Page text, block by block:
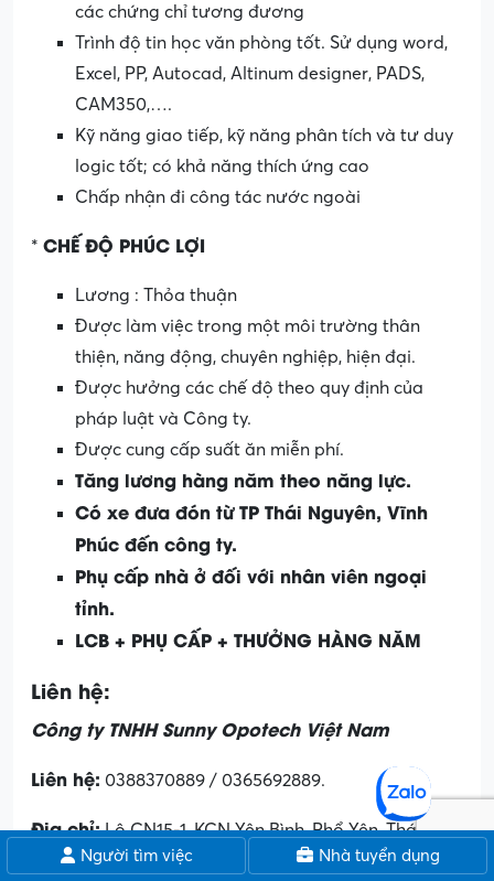
các chứng chỉ tương đương
Trình độ tin học văn phòng tốt. Sử dụng word,
Excel, PP, Autocad, Altinum designer, PADS,
CAM350,….
Kỹ năng giao tiếp, kỹ năng phân tích và tư duy
logic tốt; có khả năng thích ứng cao
Chấp nhận đi công tác nước ngoài
* CHẾ ĐỘ PHÚC LỢI
Lương : Thỏa thuận
Được làm việc trong một môi trường thân
thiện, năng động, chuyên nghiệp, hiện đại.
Được hưởng các chế độ theo quy định của
pháp luật và Công ty.
Được cung cấp suất ăn miễn phí.
Tăng lương hàng năm theo năng lực.
Có xe đưa đón từ TP Thái Nguyên, Vĩnh
Phúc đến công ty.
Phụ cấp nhà ở đối với nhân viên ngoại
tỉnh.
LCB + PHỤ CẤP + THƯỞNG HÀNG NĂM
Liên hệ:
Công ty TNHH Sunny Opotech Việt Nam
Liên hệ: 0388370889 / 0365692889.
Địa chỉ:Lô CN15-1, KCN Yên Bình, Phổ Yên, Thái
NguyênNgười tìm việc Nhà tuyển dụng